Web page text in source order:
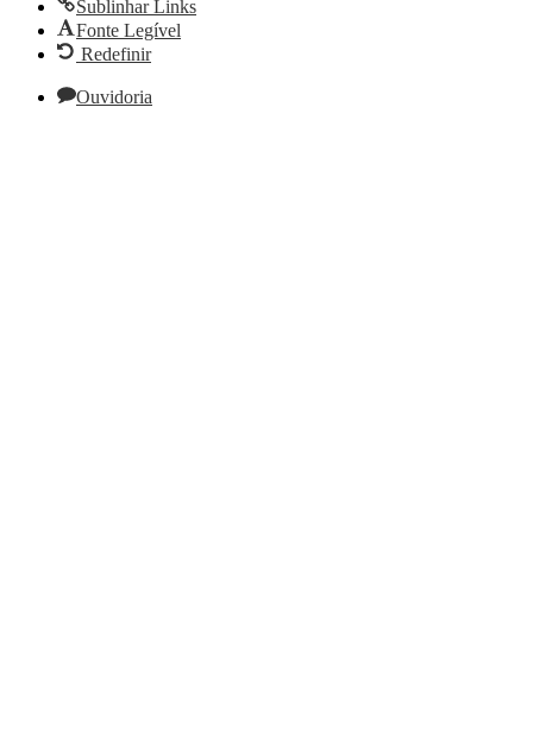
Sublinhar Links
Fonte Legível
Redefinir
Ouvidoria